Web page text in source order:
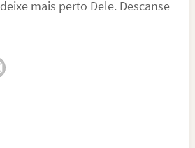
AS CATEGORIAS
mais perto Dele. Descanse